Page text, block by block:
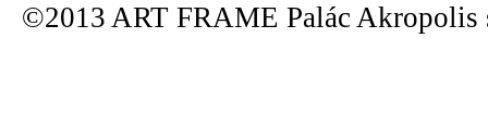
©2013 ART FRAME Palác Akropolis